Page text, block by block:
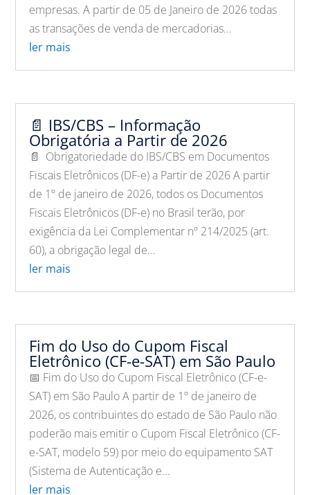
empresas. A partir de 05 de Janeiro de 2026 todas
as transações de venda de mercadorias...
ler mais
📄 IBS/CBS – Informação
Obrigatória a Partir de 2026
📄 Obrigatoriedade do IBS/CBS em Documentos
Fiscais Eletrônicos (DF-e) a Partir de 2026 A partir
de 1º de janeiro de 2026, todos os Documentos
Fiscais Eletrônicos (DF-e) no Brasil terão, por
exigência da Lei Complementar nº 214/2025 (art.
60), a obrigação legal de...
ler mais
Fim do Uso do Cupom Fiscal
Eletrônico (CF-e-SAT) em São Paulo
📅 Fim do Uso do Cupom Fiscal Eletrônico (CF-e-
SAT) em São Paulo A partir de 1º de janeiro de
2026, os contribuintes do estado de São Paulo não
poderão mais emitir o Cupom Fiscal Eletrônico (CF-
e-SAT, modelo 59) por meio do equipamento SAT
(Sistema de Autenticação e...
ler mais